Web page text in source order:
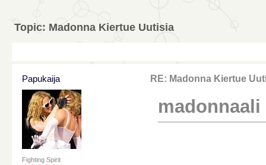
Topic: Madonna Kiertue Uutisia
Papukaija
Fighting Spirit
RE: Madonna Kiertue